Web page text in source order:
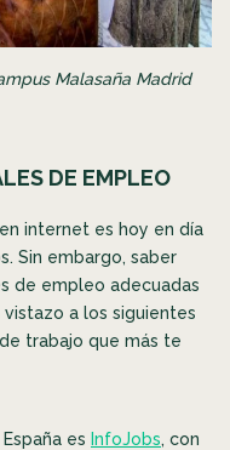
Malasaña Madrid
DE EMPLEO
internet es hoy en día
Sin embargo, saber
de empleo adecuadas
a los siguientes
trabajo que más te
es InfoJobs, con